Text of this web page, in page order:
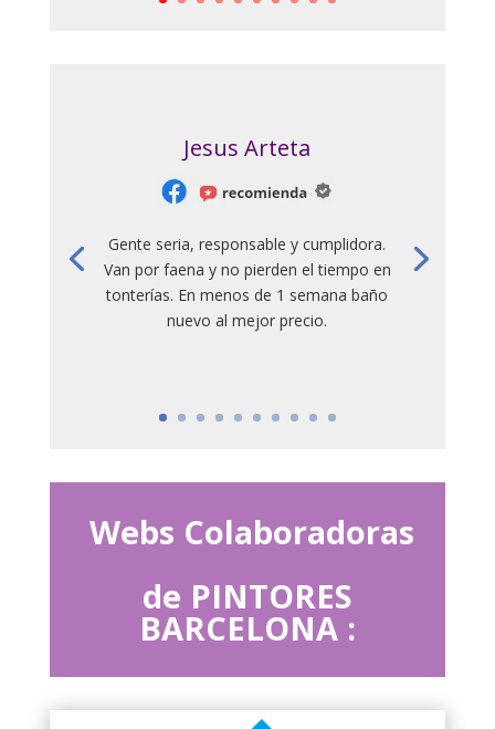
Jesus Arteta
Gente seria, responsable y cumplidora.
Van por faena y no pierden el tiempo en
tonterías. En menos de 1 semana baño
nuevo al mejor precio.
Webs Colaboradoras
de PINTORES
BARCELONA :